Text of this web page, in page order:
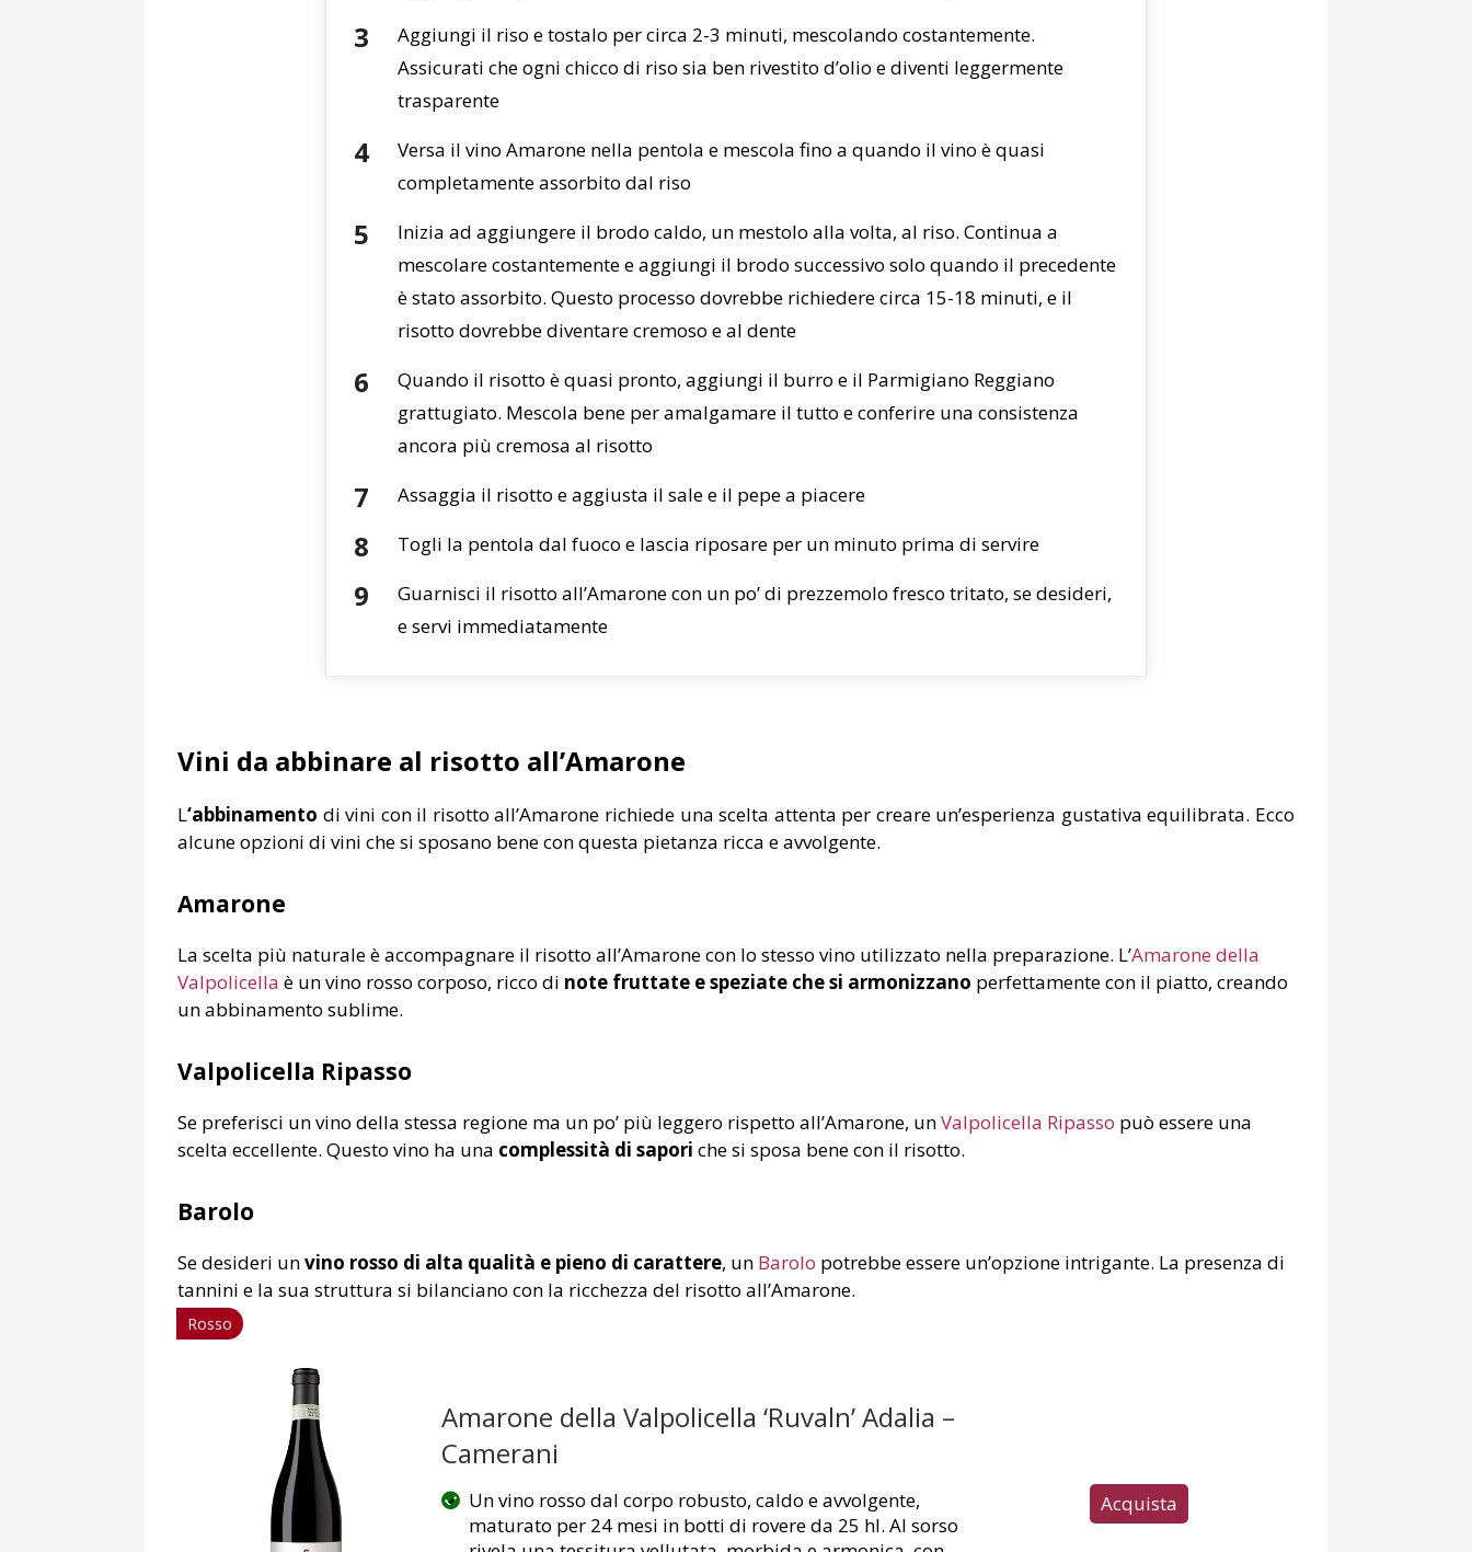
Aggiungi il riso e tostalo per circa 2-3 minuti, mescolando costantemente.
Assicurati che ogni chicco di riso sia ben rivestito d’olio e diventi leggermente
trasparente
Versa il vino Amarone nella pentola e mescola fino a quando il vino è quasi
completamente assorbito dal riso
Inizia ad aggiungere il brodo caldo, un mestolo alla volta, al riso. Continua a
mescolare costantemente e aggiungi il brodo successivo solo quando il precedente
è stato assorbito. Questo processo dovrebbe richiedere circa 15-18 minuti, e il
risotto dovrebbe diventare cremoso e al dente
Quando il risotto è quasi pronto, aggiungi il burro e il Parmigiano Reggiano
grattugiato. Mescola bene per amalgamare il tutto e conferire una consistenza
ancora più cremosa al risotto
Assaggia il risotto e aggiusta il sale e il pepe a piacere
Togli la pentola dal fuoco e lascia riposare per un minuto prima di servire
Guarnisci il risotto all’Amarone con un po’ di prezzemolo fresco tritato, se desideri,
e servi immediatamente
Vini da abbinare al risotto all’Amarone
L‘abbinamento di vini con il risotto all’Amarone richiede una scelta attenta per creare un’esperienza gustativa equilibrata. Ecco
alcune opzioni di vini che si sposano bene con questa pietanza ricca e avvolgente.
Amarone
La scelta più naturale è accompagnare il risotto all’Amarone con lo stesso vino utilizzato nella preparazione. L’Amarone della
Valpolicella è un vino rosso corposo, ricco di note fruttate e speziate che si armonizzano perfettamente con il piatto, creando
un abbinamento sublime.
Valpolicella Ripasso
Se preferisci un vino della stessa regione ma un po’ più leggero rispetto all’Amarone, unValpolicella Ripasso può essere una
scelta eccellente. Questo vino ha una complessità di sapori che si sposa bene con il risotto.
Barolo
Se desideri unvino rosso di alta qualità e pieno di carattere, un Barolo potrebbe essere un’opzione intrigante. La presenza di
tannini e la sua struttura si bilanciano con la ricchezza del risotto all’Amarone.
Rosso
Amarone della Valpolicella ‘Ruvaln’ Adalia –
Camerani
Un vino rosso dal corpo robusto, caldo e avvolgente,
maturato per 24 mesi in botti di rovere da 25 hl. Al sorso
Acquista